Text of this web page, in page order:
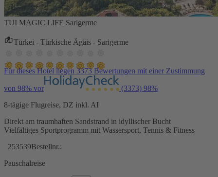
TUI MAGIC LIFE Sarigerme
Türkei - Türkische Ägäis - Sarigerme
Für dieses Hotel liegen 3373 Bewertungen mit einer Zustimmung
von 98% vor (3373) 98%
8-tägige Flugreise, DZ inkl. AI
Direkt am traumhaften Sandstrand in idyllischer Bucht
Vielfältiges Sportprogramm mit Wassersport, Tennis & Fitness
253539Bestellnr.:
Pauschalreise